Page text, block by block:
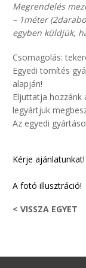
Megrendelés
– 1méter
egyben küldjük,
Csomagolás:
Egyedi tömítés
alapján!
Eljuttatja hozzánk
legyártjuk
Az egyedi
Kérje ajánlatunkat!
A fotó illusztráció!
< VISSZA EGYET